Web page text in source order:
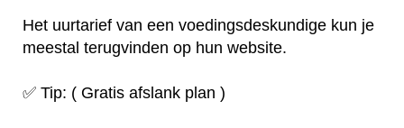
Het uurtarief van een voedingsdeskundige kun je
meestal terugvinden op hun website.
✅ Tip: ( Gratis afslank plan )